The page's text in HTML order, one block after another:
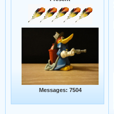
Messages: 7504